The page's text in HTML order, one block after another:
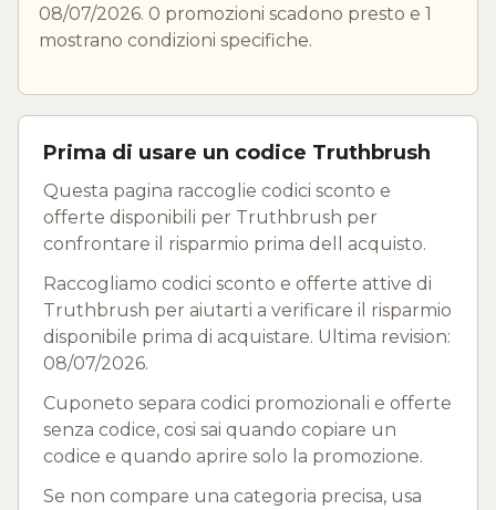
08/07/2026. 0 promozioni scadono presto e 1
mostrano condizioni specifiche.
Prima di usare un codice Truthbrush
Questa pagina raccoglie codici sconto e
offerte disponibili per Truthbrush per
confrontare il risparmio prima dell acquisto.
Raccogliamo codici sconto e offerte attive di
Truthbrush per aiutarti a verificare il risparmio
disponibile prima di acquistare. Ultima revision:
08/07/2026.
Cuponeto separa codici promozionali e offerte
senza codice, cosi sai quando copiare un
codice e quando aprire solo la promozione.
Se non compare una categoria precisa, usa